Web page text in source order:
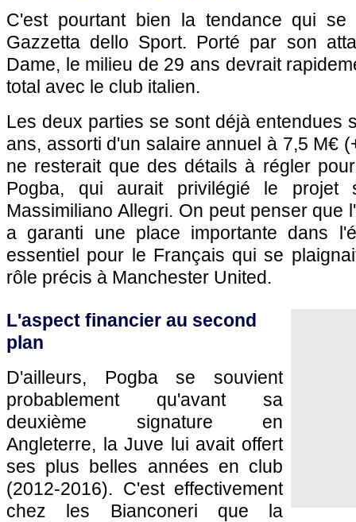
C'est pourtant bien la tendance qui se
Gazzetta dello Sport. Porté par son
Dame, le milieu de 29 ans devrait
total avec le club italien.
Les deux parties se sont déjà entendues
ans, assorti d'un salaire annuel à 7,5 M€
ne resterait que des détails à régler
Pogba, qui aurait privilégié le projet
Massimiliano Allegri. On peut penser que
a garanti une place importante dans
essentiel pour le Français qui se
rôle précis à Manchester United.
L'aspect financier au second
plan
D'ailleurs, Pogba se souvient
probablement qu'avant sa
deuxième signature en
Angleterre, la Juve lui avait offert
ses plus belles années en club
(2012-2016). C'est effectivement
chez les Bianconeri que la